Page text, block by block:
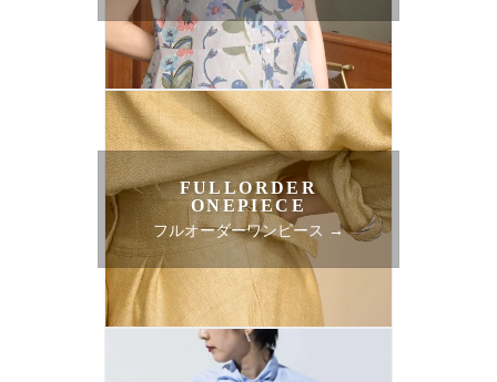
FULLORDER
ONEPIECE
フルオーダーワンピース →